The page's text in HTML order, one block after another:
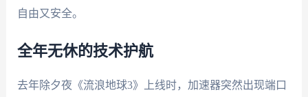
自由又安全。
全年无休的技术护航
去年除夕夜《流浪地球3》上线时，加速器突然出现端口